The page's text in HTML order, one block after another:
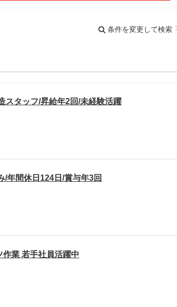
条件を変更して検索
スタッフ/昇給年2回/未経験活躍
/年間休日124日/賞与年3回
業 若手社員活躍中